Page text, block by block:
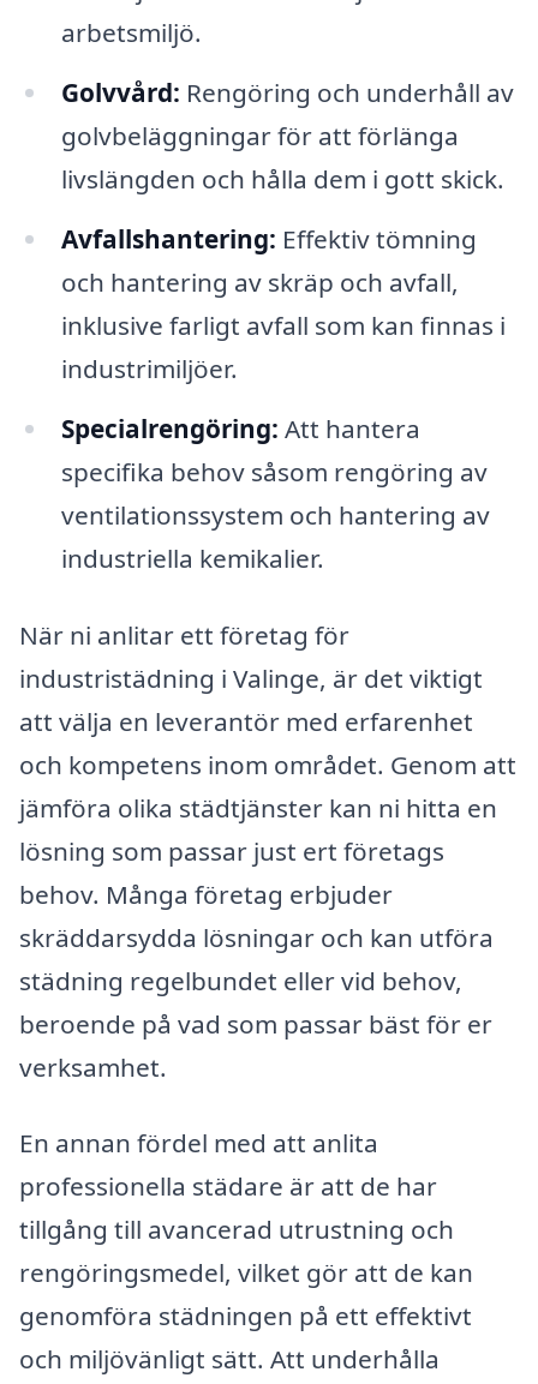
arbetsmiljö.
Golvvård: Rengöring och underhåll av
golvbeläggningar för att förlänga
livslängden och hålla dem i gott skick.
Avfallshantering: Effektiv tömning
och hantering av skräp och avfall,
inklusive farligt avfall som kan finnas i
industrimiljöer.
Specialrengöring: Att hantera
specifika behov såsom rengöring av
ventilationssystem och hantering av
industriella kemikalier.
När ni anlitar ett företag för
industristädning i Valinge, är det viktigt
att välja en leverantör med erfarenhet
och kompetens inom området. Genom att
jämföra olika städtjänster kan ni hitta en
lösning som passar just ert företags
behov. Många företag erbjuder
skräddarsydda lösningar och kan utföra
städning regelbundet eller vid behov,
beroende på vad som passar bäst för er
verksamhet.
En annan fördel med att anlita
professionella städare är att de har
tillgång till avancerad utrustning och
rengöringsmedel, vilket gör att de kan
genomföra städningen på ett effektivt
och miljövänligt sätt. Att underhålla